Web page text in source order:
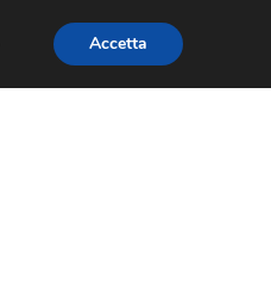
Accetta